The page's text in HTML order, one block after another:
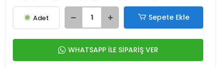
Adet Sepete Ekle
WHATSAPP İLE SİPARİŞ VER